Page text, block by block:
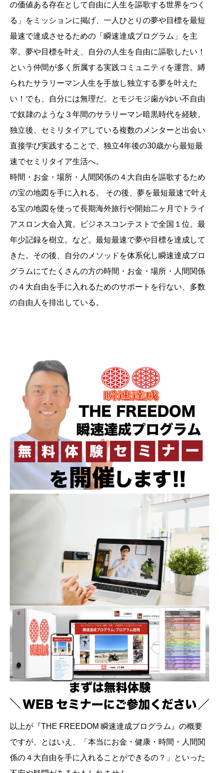
の価値ある存在として自由に人生を謳歌する世界をつく
る」をミッションに掲げ、一人ひとりの夢や目標を最短
最速で達成させるための「瞬速達成プログラム」を主
宰。夢や目標を叶え、自分の人生を自由に謳歌したい！
という仲間が多く所属する実践コミュニティを運営。縛
られたサラリーマン人生を手放し独立する夢を叶えた
い！でも、自分には無理だ。とモジモジ歯がゆい不自由
で奴隷のような３年間のサラリーマン暗黒時代を経験。
独立後、セミリタイアしている複数のメンターと出会い
直接学び実践することで、独立4年後の30歳から最短最
速でセミリタイア生活へ。
時間・お金・場所・人間関係の４大自由を謳歌するため
の宝の地図を手に入れる。 その後、夢を最短最速で叶え
る宝の地図を使って長期海外旅行や開始二ヶ月でトライ
アスロン大会入賞。ビジネスコンテストで全国１位。最
年少記録を樹立。など。最短最速で夢や目標を達成して
きた。その後、自分のメソッドを体系化し瞬速達成プロ
グラムにてたくさんの方の時間・お金・場所・人間関係
の４大自由を手に入れるためのサポートを行ない、多数
の自由人を排出している。
以上が『THE FREEDOM 瞬速達成プログラム』の概要
ですが、とはいえ、「本当にお金・健康・時間・人間関
係の４大自由を手に入れることができるの？」といった